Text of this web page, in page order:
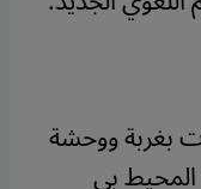
بغربة ووحشة
المحيط بي